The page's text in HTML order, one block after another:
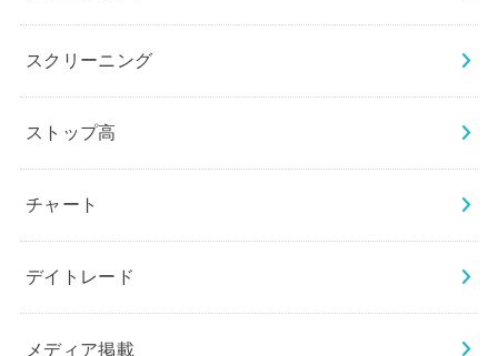
スクリーニング
ストップ高
チャート
デイトレード
メディア掲載